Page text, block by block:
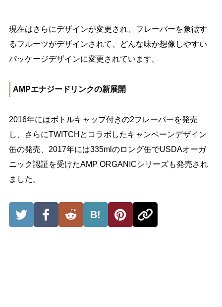
現在はさらにデザインが変更され、フレーバーを象徴す
るフルーツがデザインされて、どんな味か想像しやすい
パッケージデザインに変更されています。
AMPエナジードリンクの新展開
2016年にはボトルキャップ付きの2フレーバーを発売
し、さらにTWITCHとコラボしたキャンペーンデザイン
缶の発売、2017年には335mlのロング缶でUSDAオーガ
ニック認証を受けたAMP ORGANICシリーズも発売され
ました。
B!